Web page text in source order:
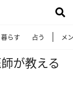
暮らす 占う メ
が教える